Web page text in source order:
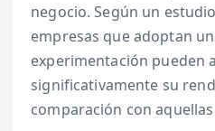
negocio. Según un
empresas que adoptan
experimentación pueden
significativamente su
comparación con